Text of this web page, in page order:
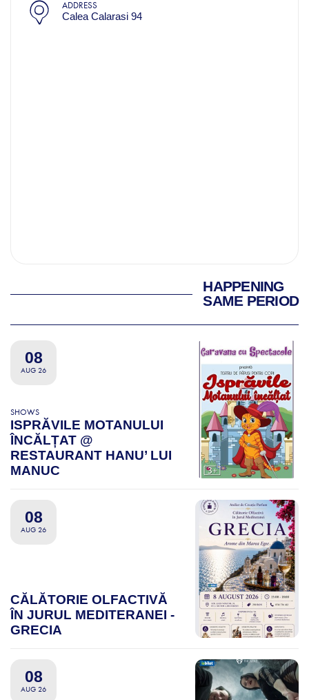
ADDRESS
Calea Calarasi 94
HAPPENING
SAME PERIOD
08
AUG 26
SHOWS
ISPRĂVILE MOTANULUI
ÎNCĂLȚAT @
RESTAURANT HANU’ LUI
MANUC
08
AUG 26
CĂLĂTORIE OLFACTIVĂ
ÎN JURUL MEDITERANEI -
GRECIA
08
AUG 26